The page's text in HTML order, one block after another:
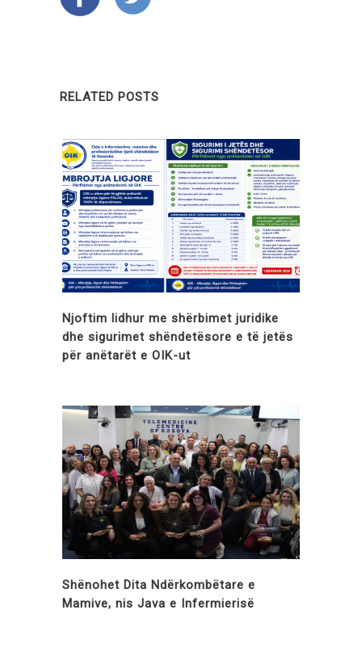
RELATED POSTS
Njoftim lidhur me shërbimet juridike
dhe sigurimet shëndetësore e të jetës
për anëtarët e OIK-ut
Shënohet Dita Ndërkombëtare e
Mamive, nis Java e Infermierisë